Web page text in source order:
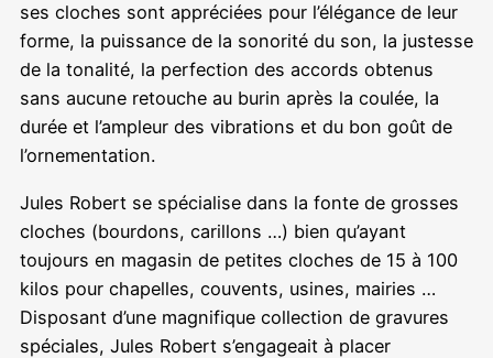
ses cloches sont appréciées pour l’élégance de leur
forme, la puissance de la sonorité du son, la justesse
de la tonalité, la perfection des accords obtenus
sans aucune retouche au burin après la coulée, la
durée et l’ampleur des vibrations et du bon goût de
l’ornementation.
Jules Robert se spécialise dans la fonte de grosses
cloches (bourdons, carillons …) bien qu’ayant
toujours en magasin de petites cloches de 15 à 100
kilos pour chapelles, couvents, usines, mairies …
Disposant d’une magnifique collection de gravures
spéciales, Jules Robert s’engageait à placer